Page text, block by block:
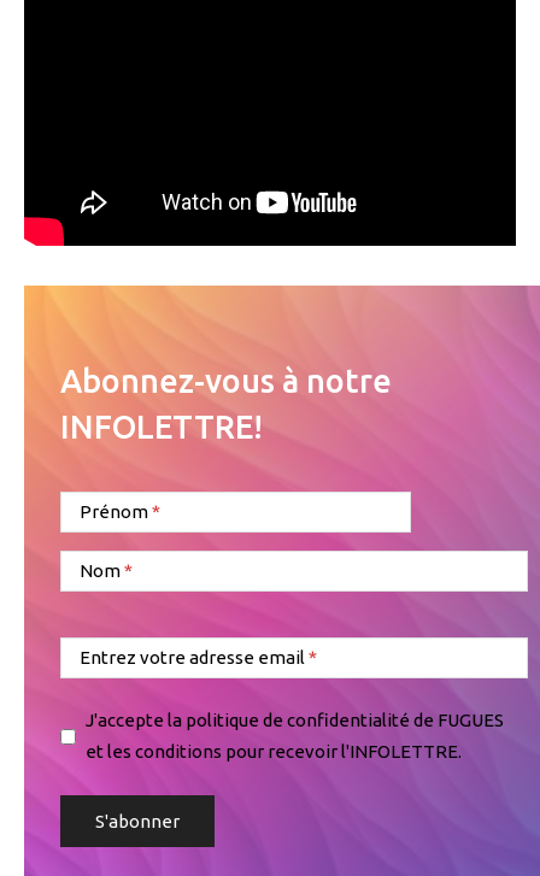
Abonnez-vous à notre
INFOLETTRE!
Prénom
Nom
Entrez votre adresse email
J'accepte la politique de confidentialité de FUGUES
et les conditions pour recevoir l'INFOLETTRE.